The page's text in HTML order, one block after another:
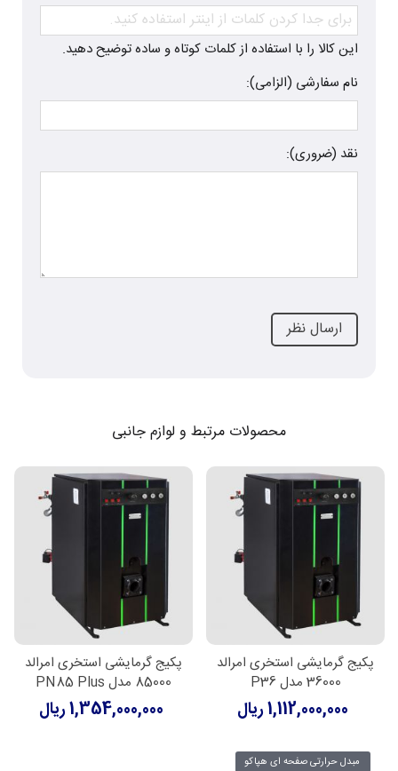
این کالا را با استفاده از کلمات کوتاه و ساده توضیح دهید.
نام سفارشی (الزامی):
نقد (ضروری):
محصولات مرتبط و لوازم جانبی
پکیج گرمایشی استخری امرالد
36000 مدل P36
1,112,000,000 ریال
پکیج گرمایشی استخری امرالد
85000 مدل PN85 Plus
1,354,000,000 ریال
مبدل حرارتی صفحه ای هپاکو